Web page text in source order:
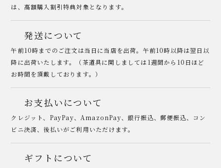
は、高額購入割引特典対象となります。
発送について
午前10時までのご注文は当日に当店を出荷。午前10時以降は翌日以
降に出荷いたします。（茶道具に関しましては1週間から10日ほど
お時間を頂戴しております。）
お支払いについて
クレジット、PayPay、AmazonPay、銀行振込、郵便振込、コン
ビニ決済、後払いがご利用いただけます。
ギフトについて